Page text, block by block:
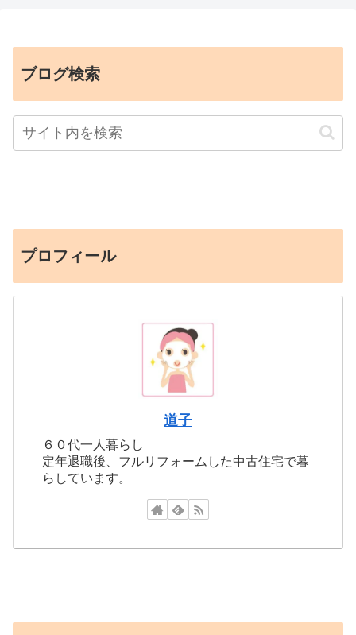
ブログ検索
プロフィール
道子
６０代一人暮らし
定年退職後、フルリフォームした中古住宅で暮
らしています。